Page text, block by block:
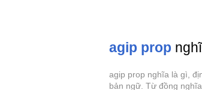
agip prop
agip prop nghĩa là gì,
bản ngữ. Từ đồng